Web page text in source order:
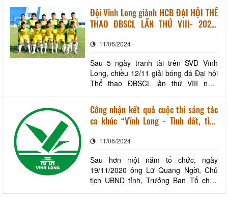
giành lại độc lập tự do cho dân tộc.
Vừa anh hùng, nhưng Vĩnh Long còn
được mệnh danh là vùng đất địa linh
bao người con
Đội Vĩnh Long giành HCB ĐẠI HỘI THỂ
THAO ĐBSCL LẦN THỨ VIII- 2020,
11/06/2024
Sau 5 ngày tranh tài trên SVĐ Vĩnh
Long, chiều 12/11 giải bóng đá Đại hội
Thể thao ĐBSCL lần thứ VIII năm
cuối xác định các thứ hạng chung cuộc.
Đội Vĩnh Long giàng HCB ĐH TDTT
ĐBSCL lần thứ VIII năm 2020 Đội bóng
gôn” để thắn
Công nhận kết quả cuộc thi sáng tác
ca khúc “Vĩnh Long - Tình đất, tình
11/06/2024
Sau hơn một năm tổ chức, ngày
19/11/2020 ông Lữ Quang Ngời, Chủ
tịch UBND tỉnh, Trưởng Ban Tổ chức